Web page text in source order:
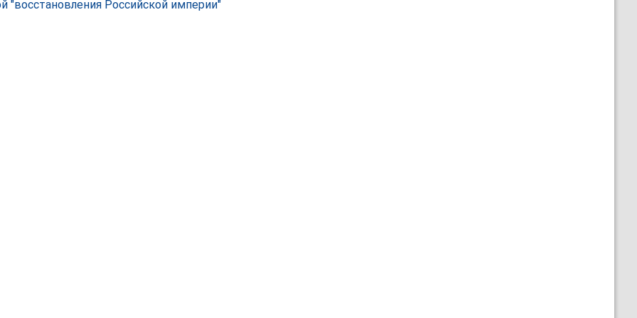
"восстановления Российской империи"